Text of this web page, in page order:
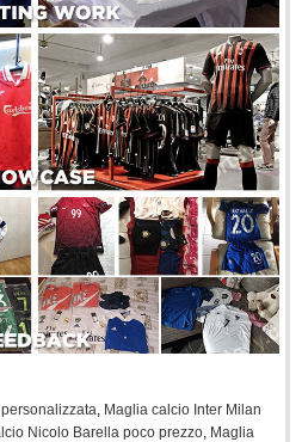
, Maglia calcio Inter Milan
Nicolo Barella poco prezzo, Maglia